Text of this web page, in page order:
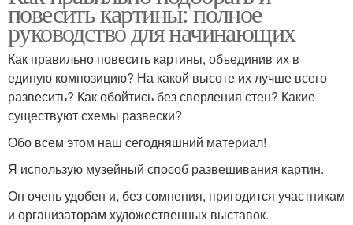
повесить картины: полное
руководство для начинающих
Как правильно повесить картины, объединив их в
единую композицию? На какой высоте их лучше всего
развесить? Как обойтись без сверления стен? Какие
существуют схемы развески?
Обо всем этом наш сегодняшний материал!
Я использую музейный способ развешивания картин.
Он очень удобен и, без сомнения, пригодится участникам
и организаторам художественных выставок.